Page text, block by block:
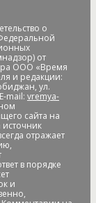
Бедность
платежи
и
бензинБеринг
дела
бизнес-
ТЭЦ
о
от
ООО «Время
и редакции:
ул.
mail: vremya-
сайта на
источник
отражает
в порядке
и